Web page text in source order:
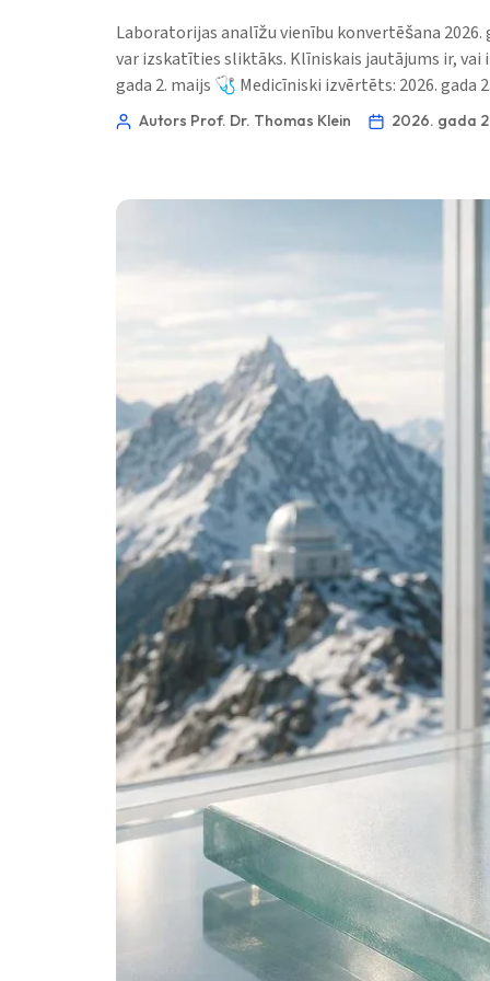
Laboratorijas analīžu vienību konvertēšana
var izskatīties sliktāks. Klīniskais jautājums ir,
gada 2. maijs 🩺 Medicīniski izvērtēts: 2026. gada
Autors Prof. Dr. Thomas Klein 2026. gada
Čeština
Русский
Lietuvių kalba
Polski
한국어
Slovenščina
Magyar
Shqip
বাংলা
اردو
मराठी
తెలుగు
தமிழ்
ગુજરાતી
ಕನ್ನಡ
മലയാളം
Bahasa Melayu
Tiếng Việt
Tagalog
ဗမာစာ
Kiswahili
አማርኛ
Українська